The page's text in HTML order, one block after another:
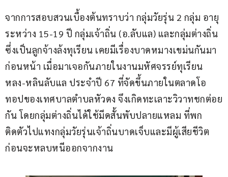
จากการสอบสวนเบื้องต้นทราบว่า กลุ่มวัยรุ่น 2 กลุ่ม อายุ
ระหว่าง 15-19 ปี กลุ่มเจ้าถิ่น (อ.ลับแล) และกลุ่มต่างถิ่น
ซึ่งเป็นลูกจ้างล้งทุเรียน เคยมีเรื่องบาดหมางเขม่นกันมา
ก่อนหน้า เมื่อมาเจอกันภายในงานมหัศจรรย์ทุเรียน
หลง-หลินลับแล ประจำปี 67 ที่จัดขึ้นภายในตลาดโอ
ทอปของเทศบาลตำบลหัวดง จึงเกิดทะเลาะวิวาทชกต่อย
กัน โดยกลุ่มต่างถิ่นได้ใช้มีดสั้นพับปลายแหลม ที่พก
ติดตัวไปแทงกลุ่มวัยรุ่นเจ้าถิ่นบาดเจ็บและมีผู้เสียชีวิต
ก่อนจะหลบหนีออกจากงาน